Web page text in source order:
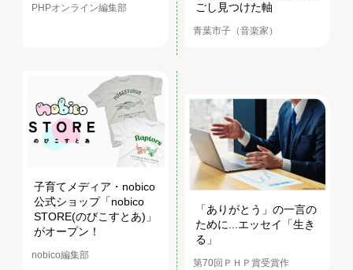
PHPオンライン編集部
ごし見つけた軸
青葉市子（音楽家）
子育てメディア・nobico
公式ショップ「nobico
STORE(のびこすとあ)」
がオープン！
nobico編集部
「ありがとう」の一言の
ために...エッセイ「生き
る」
第70回ＰＨＰ賞受賞作